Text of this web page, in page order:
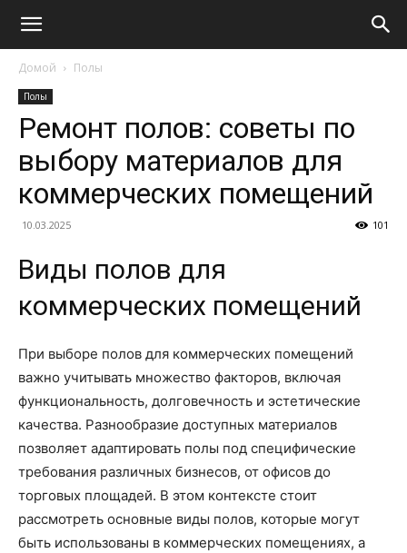
Домой Полы
Полы
Ремонт полов: советы по
выбору материалов для
коммерческих помещений
10.03.2025 101
Виды полов для
коммерческих помещений
При выборе полов для коммерческих помещений
важно учитывать множество факторов, включая
функциональность, долговечность и эстетические
качества. Разнообразие доступных материалов
позволяет адаптировать полы под специфические
требования различных бизнесов, от офисов до
торговых площадей. В этом контексте стоит
рассмотреть основные виды полов, которые могут
быть использованы в коммерческих помещениях, а